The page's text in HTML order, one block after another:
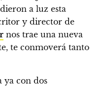
dieron a luz esta
y director de
nos trae una nueva
te conmoverá tanto
ya con dos